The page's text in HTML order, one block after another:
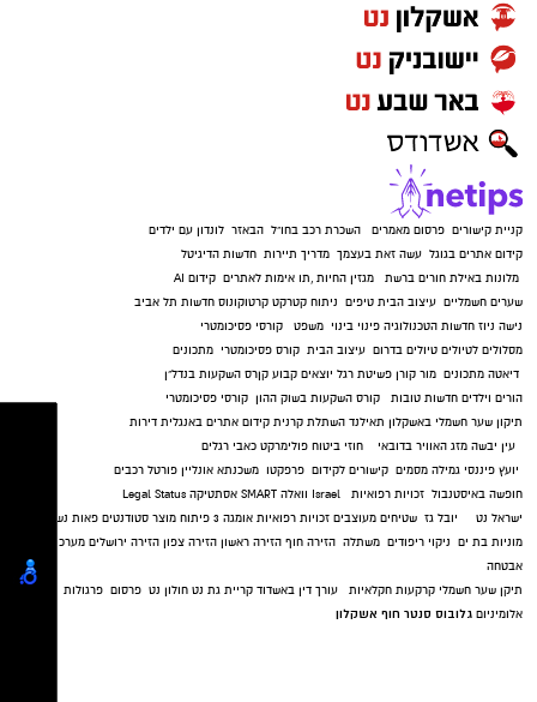
קניית קישורים פרסום מאמרים השכרת רכב בחו"ל הבאזר לונדון עם ילדים
קידום אתרים בגוגל עשה זאת בעצמך מדריך תיירות חדשות הדיגיטל
מלונות באילת חורים ברשת מגזין החיות ,תו אימות לאתרים קידום AI
שערים חשמליים עיצוב הבית טיפים ניתוח קטרקט קרטוקונוס חדשות תל אביב
נישה ניוז חדשות הטכנולוגיה פינוי בינוי משפט
קורסי פסיכומטרי
מסלולים לטיולים טיולים בדרום עיצוב הבית קורס פסיכומטרי מתכונים
דיאטה מתכונים מור קורן פשיטת רגל יוצאים קבוע קןרס השקעות בנדל"ן
הורים וילדים חדשות טובות קורס השקעות בשוק ההון קורסי פסיכומטרי
תיקון שער חשמלי באשקלון תאילנד השתלת קרנית קידום אתרים באנגלית דירות
עין יבשה מזג האוויר בדובאי חוזי ביטוח פולימרקט כאבי רגלים
יועץ פיננסי גמילה מסמים קישורים לקידום פרפקטו משכנתא אונליין פורטל רכבים
חופשה באיסטנבול זכויות רפואיות Israel וואלה SMART אסתטיקה Legal Status
ישראל נט
יובל גז שטיחים מעוצבים זכויות רפואיות אומגה 3 פיתוח מוצר סטודנטים פאות נשים
מוניות בת ים ניקוי ריפודים משתלה הזירה חוף הזירה ראשון הזירה צפון הזירה ירושלים מערכות
אבטחה
תיקן שער חשמלי קרקעות חקלאיות עורך דין באשדוד קריית גת נט חולון נט פרסום פרגולות
אלומיניום גלובוס סנטר חוף אשקלון